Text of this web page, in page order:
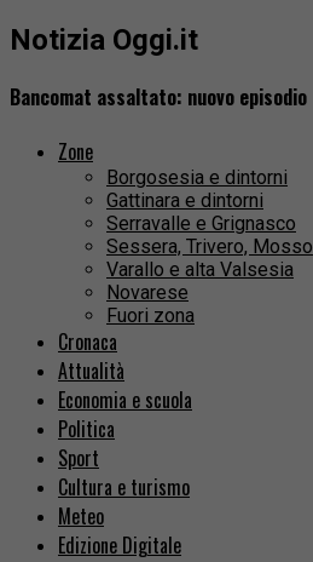
Notizia Oggi.it
Bancomat assaltato: nuovo episodio
Zone
Borgosesia e dintorni
Gattinara e dintorni
Serravalle e Grignasco
Sessera, Trivero, Mosso
Varallo e alta Valsesia
Novarese
Fuori zona
Cronaca
Attualità
Economia e scuola
Politica
Sport
Cultura e turismo
Meteo
Edizione Digitale